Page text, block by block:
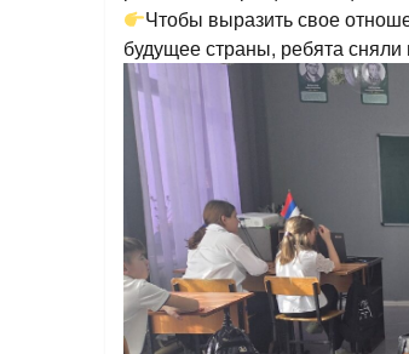
Чтобы выразить свое
будущее страны, ребята